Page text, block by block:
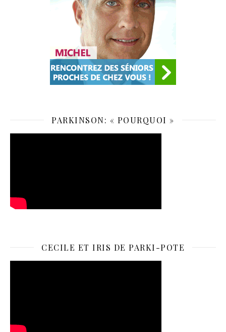
PARKINSON: « POURQUOI »
CECILE ET IRIS DE PARKI-POTE